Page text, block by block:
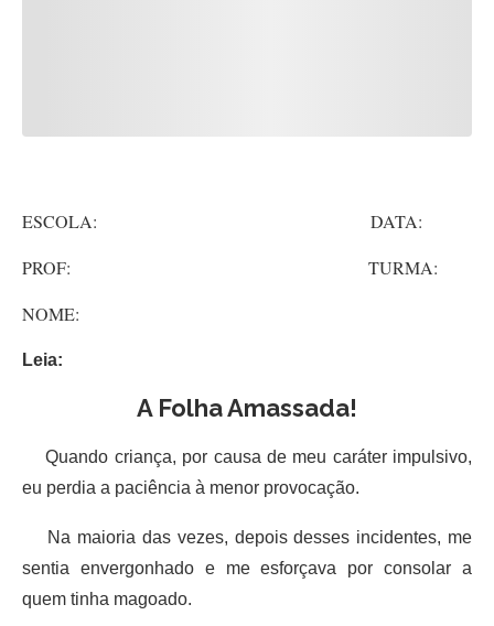
ESCOLA: DATA:
PROF: TURMA:
NOME:
Leia:
A Folha Amassada!
Quando criança, por causa de meu caráter impulsivo,
eu perdia a paciência à menor provocação.
Na maioria das vezes, depois desses incidentes, me
sentia envergonhado e me esforçava por consolar a
quem tinha magoado.